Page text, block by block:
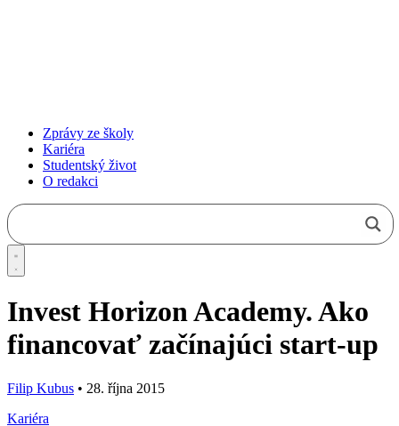
Zprávy ze školy
Kariéra
Studentský život
O redakci
Invest Horizon Academy. Ako
financovať začínajúci start-up
Filip Kubus • 28. října 2015
Kariéra